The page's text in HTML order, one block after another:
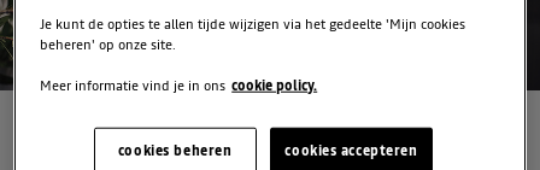
ONTVANG GRATIS JOUW
Je kunt de opties te allen tijde wijzigen via het gedeelte 'Mijn cookies
beheren' op onze site.
Meer informatie vind je in ons cookie policy.
cookies accepteren
cookies beheren